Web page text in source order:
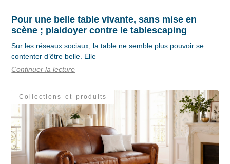
Pour une belle table vivante, sans mise en
scène ; plaidoyer contre le tablescaping
Sur les réseaux sociaux, la table ne semble plus pouvoir se
contenter d’être belle. Elle
Continuer la lecture
Collections et produits